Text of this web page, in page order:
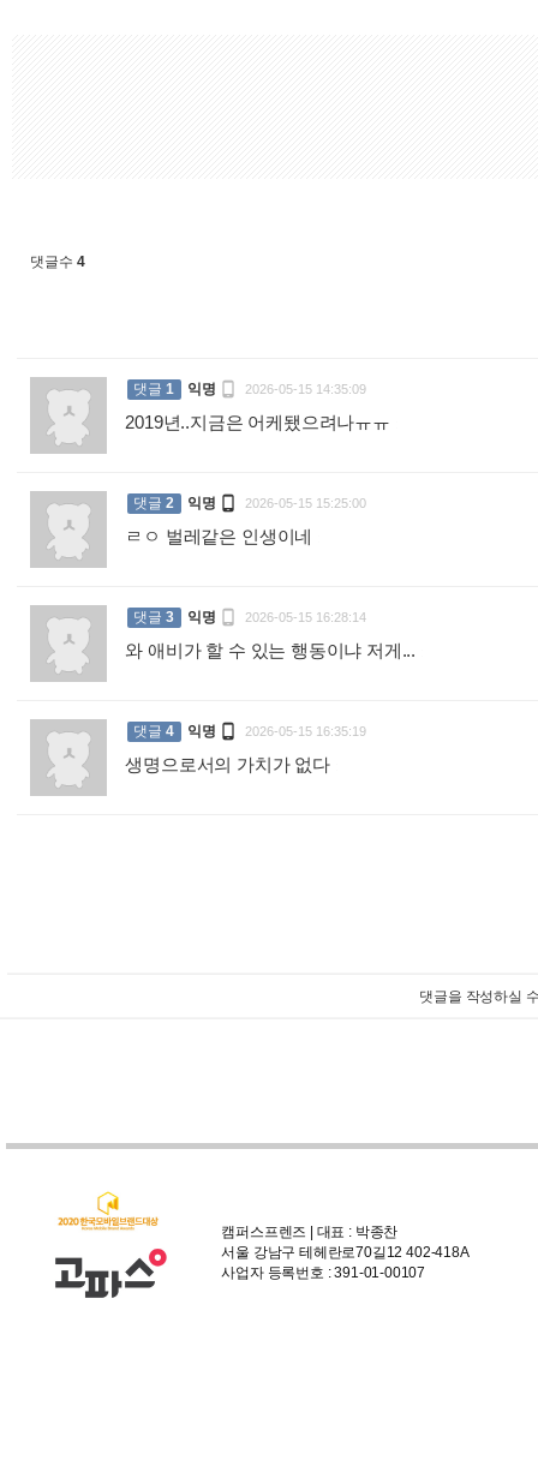
댓글수 4
댓글 1 익명  2026-05-15 14:35:09
2019년..지금은 어케됐으려나ㅠㅠ
댓글 2 익명  2026-05-15 15:25:00
ㄹㅇ 벌레같은 인생이네
댓글 3 익명  2026-05-15 16:28:14
와 애비가 할 수 있는 행동이냐 저게...
댓글 4 익명  2026-05-15 16:35:19
생명으로서의 가치가 없다
댓글을 작성하실
캠퍼스프렌즈 | 대표 : 박종찬
서울 강남구 테헤란로70길12 402-418A
사업자 등록번호 : 391-01-00107